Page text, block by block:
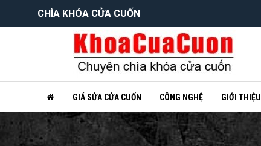
CHÌA KHÓA CỬA CUỐN
GIÁ SỬA CỬA CUỐN CÔNG NGHỆ GIỚI THIỆU